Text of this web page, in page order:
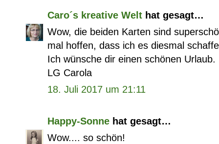
Caro´s kreative Welt hat gesagt…
Wow, die beiden Karten sind
mal hoffen, dass ich es diesmal
Ich wünsche dir einen schönen Urlaub.
LG Carola
18. Juli 2017 um 21:11
Happy-Sonne hat gesagt…
Wow.... so schön!